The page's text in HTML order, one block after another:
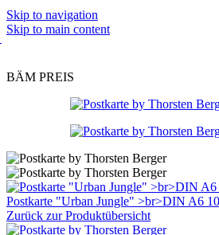
Skip to navigation
Skip to main content
BÄM PREIS
Postkarte "Urban Jungle" >br>DIN A6
Zurück zur Produktübersicht